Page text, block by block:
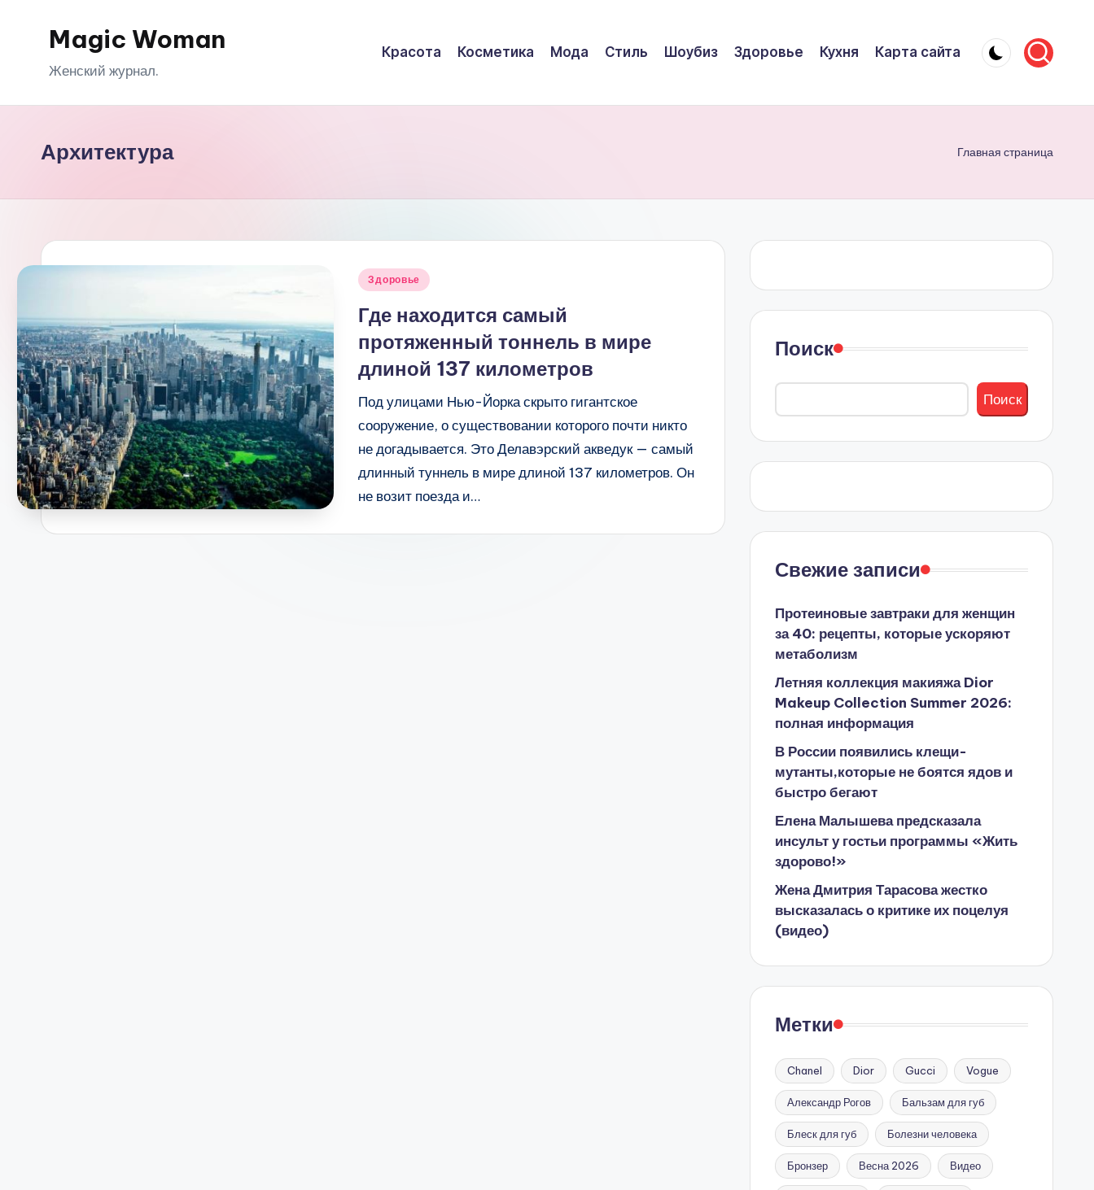
Magic Woman
Женский журнал.
Красота Косметика Мода Стиль Шоубиз Здоровье Кухня Карта сайта
Архитектура Главная страница
Опубликовано
Здоровье
Где находится самый
протяженный тоннель в мире
длиной 137 километров
Под улицами Нью-Йорка скрыто гигантское
сооружение, о существовании которого почти никто
не догадывается. Это Делавэрский акведук — самый
длинный туннель в мире длиной 137 километров. Он
не возит поезда и…
Поиск
Поиск
Свежие записи
Протеиновые завтраки для женщин
за 40: рецепты, которые ускоряют
метаболизм
Летняя коллекция макияжа Dior
Makeup Collection Summer 2026:
полная информация
В России появились клещи-
мутанты,которые не боятся ядов и
быстро бегают
Елена Малышева предсказала
инсульт у гостьи программы «Жить
здорово!»
Жена Дмитрия Тарасова жестко
высказалась о критике их поцелуя
(видео)
Метки
Chanel Dior Gucci Vogue
Александр Рогов Бальзам для губ
Блеск для губ Болезни человека
Бронзер Весна 2026 Видео